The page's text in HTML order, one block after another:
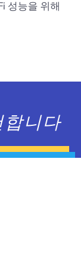
성능을 위해
니다